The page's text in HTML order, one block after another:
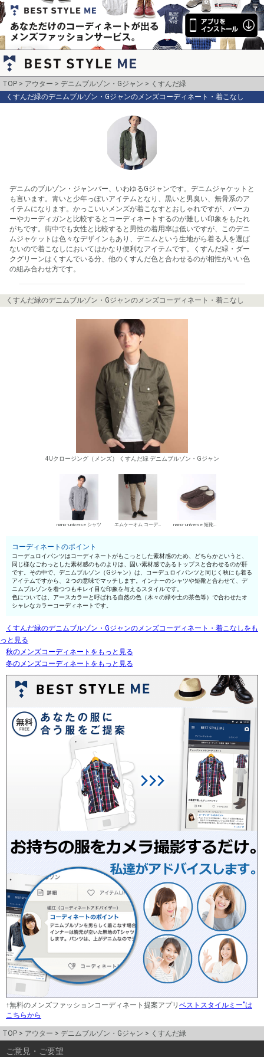
TOP アウター デニムブルゾン・Gジャン
くすんだ緑
くすんだ緑のデニムブルゾン・Gジャンのメンズコーディネート・着こなし
デニムのブルゾン・ジャンパー、いわゆるGジャンです。デニムジャケットと
も言います。青いと少年っぽいアイテムとなり、黒いと男臭い、無骨系のア
イテムになります。かっこいいメンズが着こなすとおしゃれですが、パーカ
ーやカーディガンと比較するとコーディネートするのが難しい印象をもたれ
がちです。街中でも女性と比較すると男性の着用率は低いですが、このデニ
ムジャケットは色々なデザインもあり、デニムという生地がら着る人を選ば
ないので着こなしにおいてはかなり便利なアイテムです。くすんだ緑・ダー
クグリーンはくすんでいる分、他のくすんだ色と合わせるのが相性がいい色
の組み合わせ方です。
くすんだ緑のデニムブルゾン・Gジャンのメンズコーディネート・着こなし
4Uクロージング（メンズ） くすんだ緑 デニムブルゾン・Gジャン
nano･universe シャツ エムケーオム コーデュロイパンツ nano･universe 短靴・レザーシューズ
コーディネートのポイント
コーデュロイパンツはコーディネートがもこっとした素材感のため、どちらかというと、
同じ様なごわっとした素材感のものよりは、固い素材感であるトップスと合わせるのが肝
です。その中で、デニムブルゾン（Gジャン）は、コーデュロイパンツと同じく秋にも着る
アイテムですから、２つの意味でマッチします。インナーのシャツや短靴と合わせて、デ
ニムブルゾンを着つつもキレイ目な印象を与えるスタイルです。
色については、アースカラーと呼ばれる自然の色（木々の緑や土の茶色等）で合わせたオ
シャレなカラーコーディネートです。
くすんだ緑のデニムブルゾン・Gジャンのメンズコーディネート・着こなしをも
っと見る
秋のメンズコーディネートをもっと見る
冬のメンズコーディネートをもっと見る
↑無料のメンズファッションコーディネート提案アプリ ベストスタイルミー"は
こちらから
TOP アウター デニムブルゾン・Gジャン くすんだ緑
ご意見・ご要望